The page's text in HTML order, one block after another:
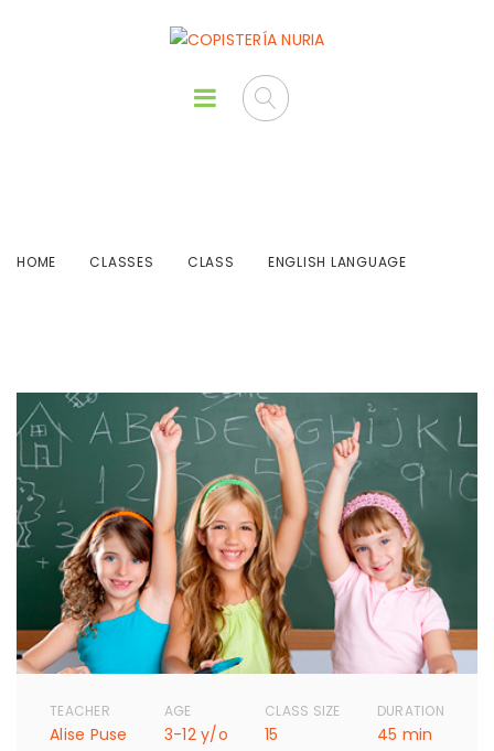
HOME CLASSES CLASS ENGLISH LANGUAGE
TEACHER
Alise Puse
AGE
3-12 y/o
CLASS SIZE
15
DURATION
45 min